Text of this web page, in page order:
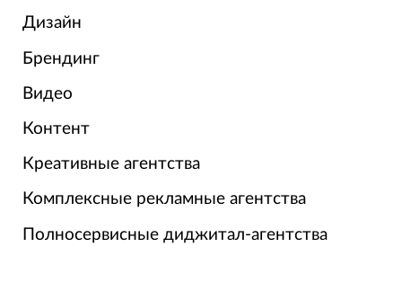
Дизайн
Брендинг
Видео
Контент
Креативные агентства
Комплексные рекламные агентства
Полносервисные диджитал-агентства